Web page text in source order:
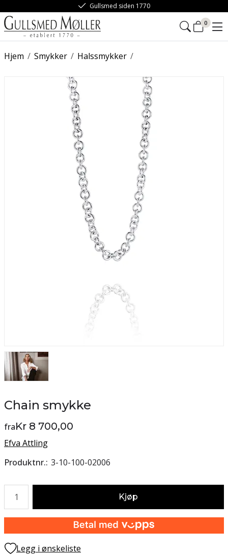
Gullsmed siden 1770
0
/
Hjem /
Smykker /
Halssmykker
Chain smykke
fraKr 8 700,00
Efva Attling
Produktnr. 3-10-100-02006
Kjøp
Legg i ønskeliste